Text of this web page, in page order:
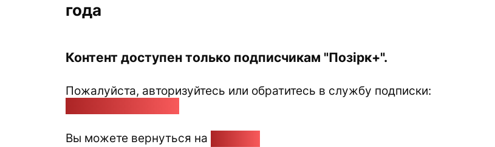
года
Контент доступен только подписчикам "Позірк+".
Пожалуйста, авторизуйтесь или обратитесь в службу подписки:
Вы можете вернуться на